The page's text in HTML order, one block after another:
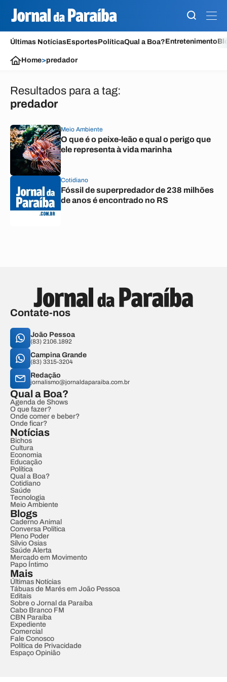
Últimas NotíciasEsportesPolíticaQual a Boa?Entretenimento
Home>predador
Resultados para a tag:
predador
Meio Ambiente
O que é o peixe-leão e qual o perigo que
ele representa à vida marinha
Cotidiano
Fóssil de superpredador de 238 milhões
de anos é encontrado no RS
Contate-nos
João Pessoa
(83) 2106.1892
Campina Grande
(83) 3315-3204
Redação
jornalismo@jornaldaparaiba.com.br
Qual a Boa?
Agenda de Shows
O que fazer?
Onde comer e beber?
Onde ficar?
Notícias
Bichos
Cultura
Economia
Educação
Política
Qual a Boa?
Cotidiano
Saúde
Tecnologia
Meio Ambiente
Blogs
Caderno Animal
Conversa Política
Pleno Poder
Sílvio Osias
Saúde Alerta
Mercado em Movimento
Papo Íntimo
Mais
Últimas Notícias
Tábuas de Marés em João Pessoa
Editais
Sobre o Jornal da Paraíba
Cabo Branco FM
CBN Paraíba
Expediente
Comercial
Fale Conosco
Política de Privacidade
Espaço Opinião